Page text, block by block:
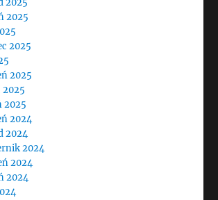
2025
2025
2025
2025
2025
2025
2024
2024
2024
2024
2024